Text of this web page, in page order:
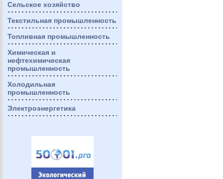
Сельское хозяйство
Текстильная промышленность
Топливная промышленность
Химическая и
нефтехимическая
промышленность
Холодильная
промышленность
Электроэнергетика